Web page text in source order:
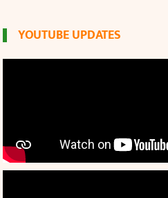
YOUTUBE UPDATES